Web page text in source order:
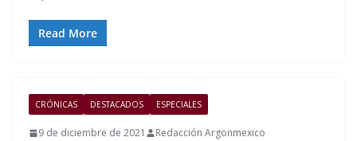
Read More
CRÓNICAS DESTACADOS ESPECIALES
9 de diciembre de 2021 Redacción Argonmexico